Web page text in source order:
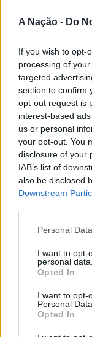
A Nação - Do
If you wish to opt-
processing of
targeted
section to confirm
opt-out request is
interest-based
us or personal
your opt-out. You
disclosure of your
IAB’s list of
also be disclosed
Downstream
Personal
I want to opt-
personal data.
Opted In
I want to opt-
Personal Data.
Opted In
Cultura digital
de “provocar”
“Millennium
com vitória do
Castelo Branco:
promete afirmar
“motores de
município
Beira Interior
Rio de Janeiro:
FUNCEX para